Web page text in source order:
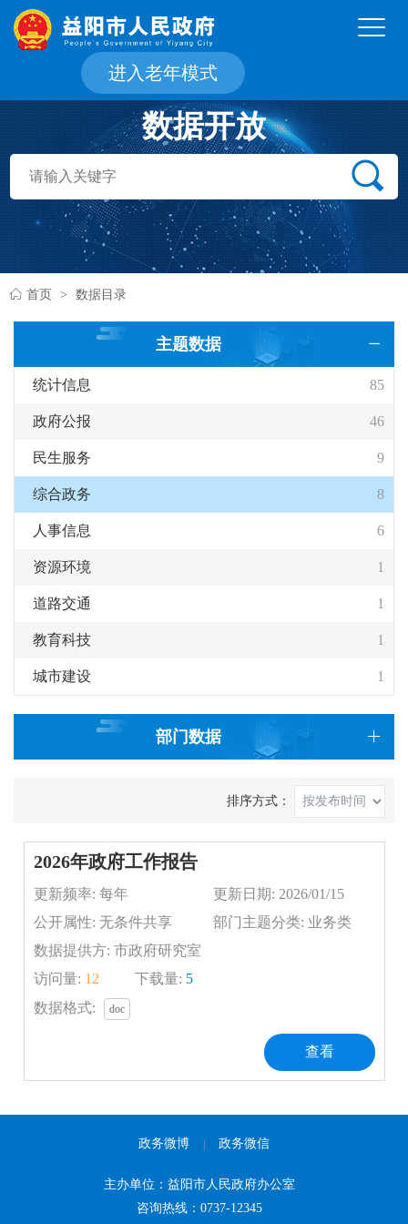
进入老年模式
首页 数据目录
主题数据
统计信息 85
政府公报 46
民生服务 9
综合政务 8
人事信息 6
资源环境 1
道路交通 1
教育科技 1
城市建设 1
部门数据
排序方式：
政务微博 政务微信
主办单位：益阳市人民政府办公室
咨询热线：0737-12345